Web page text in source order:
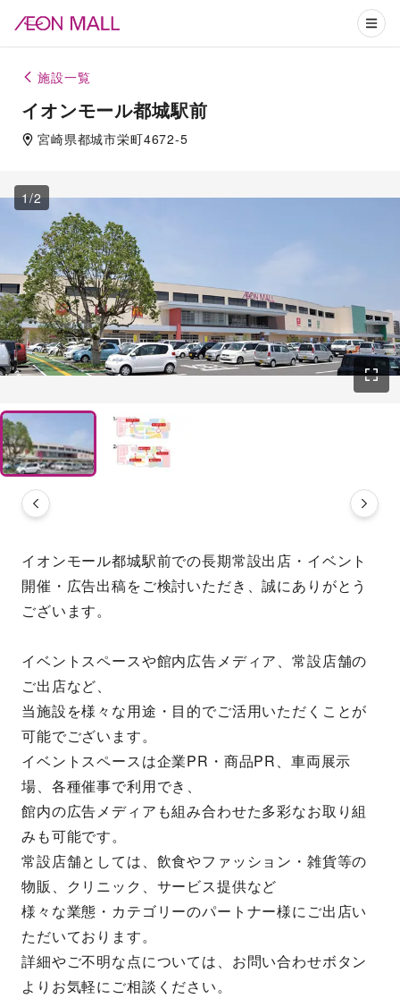
施設一覧
イオンモール都城駅前
宮崎県都城市栄町4672-5
1/2
イオンモール都城駅前での長期常設出店・イベント
開催・広告出稿をご検討いただき、誠にありがとう
ございます。
イベントスペースや館内広告メディア、常設店舗の
ご出店など、
当施設を様々な用途・目的でご活用いただくことが
可能でございます。
イベントスペースは企業PR・商品PR、車両展示
場、各種催事で利用でき、
館内の広告メディアも組み合わせた多彩なお取り組
みも可能です。
常設店舗としては、飲食やファッション・雑貨等の
物販、クリニック、サービス提供など
様々な業態・カテゴリーのパートナー様にご出店い
ただいております。
詳細やご不明な点については、お問い合わせボタン
よりお気軽にご相談ください。